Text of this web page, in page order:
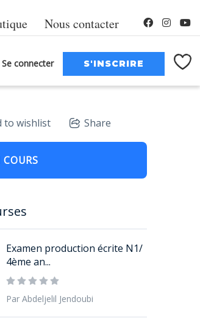
Nous contacter
Se connecter
to wishlist Share
Examen production écrite N1/
4ème an...
Par Abdeljelil Jendoubi